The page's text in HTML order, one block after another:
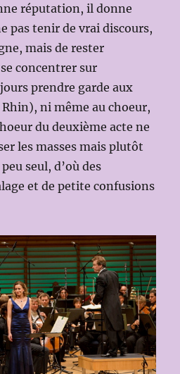
réputation, il donne
pas tenir de vrai discours,
mais de rester
concentrer sur
prendre garde aux
ni même au choeur,
du deuxième acte ne
les masses mais plutôt
seul, d’où des
et de petite confusions